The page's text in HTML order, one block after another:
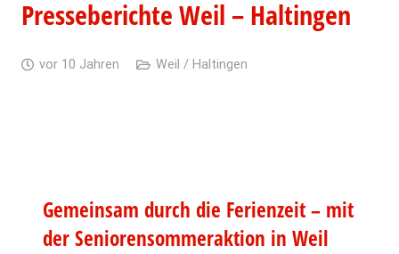
Presseberichte Weil – Haltingen
vor 10 Jahren Weil / Haltingen
Gemeinsam durch die Ferienzeit – mit
der Seniorensommeraktion in Weil